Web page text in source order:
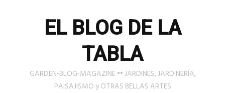
EL BLOG DE LA
TABLA
GARDEN-BLOG-MAGAZINE •• JARDINES, JARDINERÍA,
PAISAJISMO y OTRAS BELLAS ARTES